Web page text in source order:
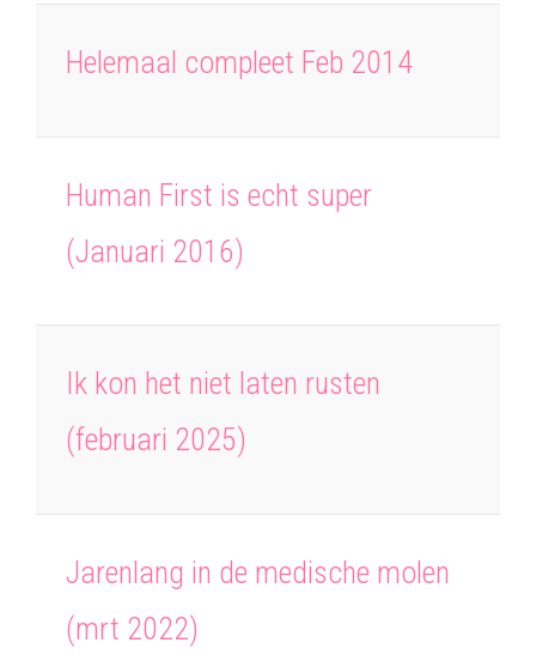
Helemaal compleet Feb 2014
Human First is echt super
(Januari 2016)
Ik kon het niet laten rusten
(februari 2025)
Jarenlang in de medische molen
(mrt 2022)